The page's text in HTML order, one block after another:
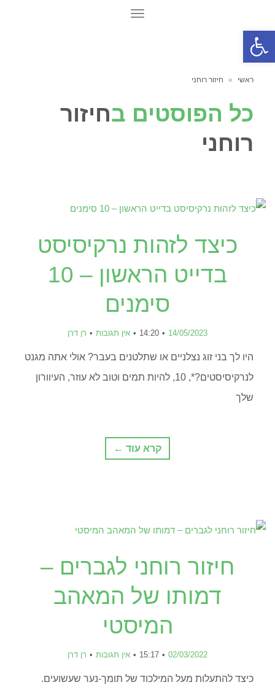
פתח סרגל נגישות
תפריט
ראשי » חיזור רוחני
כל הפוסטים בחיזור
רוחני
כיצד לזהות נרקיסיסט
בדייט הראשון – 10
סימנים
14/05/2023
14:20 אין תגובות רן דרן
היו לך בני זוג נצלניים או שתלטנים בעבר? אולי אתה מגנט
לנרקיסיסטים?*, 10, להיות תמים וטוב לא עוזר, העיוורון
שלך
קרא עוד ←
חיזור רוחני לגברים –
דמותו של המאהב
המיסטי
02/03/2022
15:17 אין תגובות רן דרן
כיצד להתעלות מעל המילכוד של תומך-נער שעשועים.